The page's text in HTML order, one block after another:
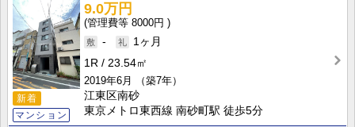
新着
マンション
9.0万円
8000円
-
1ヶ月
1R
23.54㎡
2019年6月
（築7年）
江東区南砂
東京メトロ東西線 南砂町駅 徒歩5分